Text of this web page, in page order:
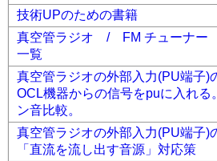
技術UPのための書籍
真空管ラジオ / FM チュー
一覧
真空管ラジオの外部入力(PU端子
OCL機器からの信号をpuに入れる
ン音比較。
真空管ラジオの外部入力(PU端子)
「直流を流し出す音源」対応策